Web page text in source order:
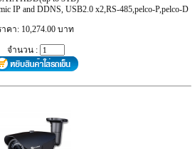
IP and DDNS, USB2.0 x2,RS-485,pelco-P,pelco-D
าคา: 10,274.00 บาท
จำนวน :